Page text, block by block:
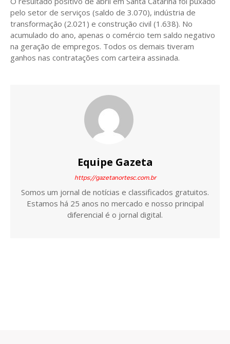
pelo setor de serviços (saldo de 3.070), indústria de
transformação (2.021) e construção civil (1.638). No
acumulado do ano, apenas o comércio tem saldo negativo
na geração de empregos. Todos os demais tiveram
ganhos nas contratações com carteira assinada.
Equipe Gazeta
https://gazetanortesc.com.br
Somos um jornal de notícias e classificados gratuitos.
Estamos há 25 anos no mercado e nosso principal
diferencial é o jornal digital.